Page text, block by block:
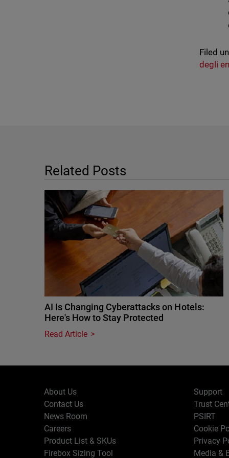
Filed
degli
Related Posts
AI Is Changing Cyberattacks on Hotels:
Here's How to Stay Protected
Read Article
About Us
Contact Us
News Room
Careers
Product List & SKUs
Firebox Sizing Tool
Support
Trust
PSIRT
Cookie
Privacy
Media &